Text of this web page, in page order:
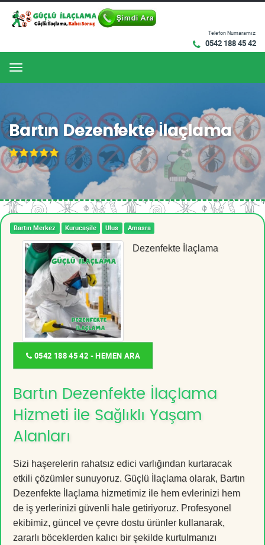
Telefon Numaramız:
0542 188 45 42
Menu
Bartın Dezenfekte İlaçlama
Bartın Merkez Kurucaşile Ulus Amasra
Dezenfekte İlaçlama
0542 188 45 42 - HEMEN ARA
Bartın Dezenfekte İlaçlama
Hizmeti ile Sağlıklı Yaşam
Alanları
Sizi haşerelerin rahatsız edici varlığından kurtaracak
etkili çözümler sunuyoruz. Güçlü İlaçlama olarak, Bartın
Dezenfekte İlaçlama hizmetimiz ile hem evlerinizi hem
de iş yerlerinizi güvenli hale getiriyoruz. Profesyonel
ekibimiz, güncel ve çevre dostu ürünler kullanarak,
zararlı böceklerden kalıcı bir şekilde kurtulmanızı